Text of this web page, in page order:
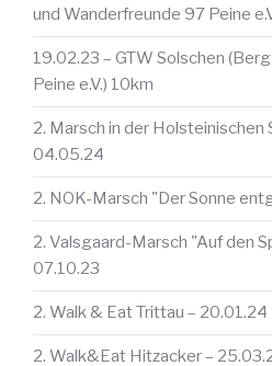
und Wanderfreunde 97 Peine
19.02.23 – GTW Solschen
Peine e.V.) 10km
2. Marsch in der Holsteinischen
04.05.24
2. NOK-Marsch "Der Sonne
2. Valsgaard-Marsch "Auf den
07.10.23
2. Walk & Eat Trittau – 20.01.24
2. Walk&Eat Hitzacker –